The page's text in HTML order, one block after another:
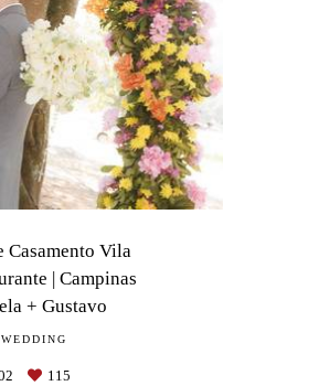
Casamento Vila
| Campinas
+ Gustavo
115